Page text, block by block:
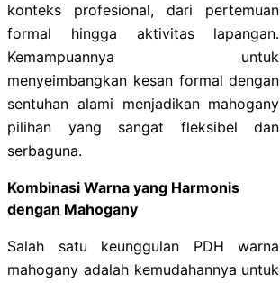
konteks profesional, dari pertemuan
formal hingga aktivitas lapangan.
Kemampuannya untuk
menyeimbangkan kesan formal dengan
sentuhan alami menjadikan mahogany
pilihan yang sangat fleksibel dan
serbaguna.
Kombinasi Warna yang Harmonis
dengan Mahogany
Salah satu keunggulan PDH warna
mahogany adalah kemudahannya untuk